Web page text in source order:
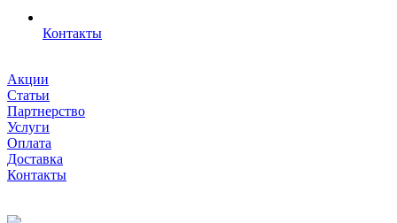
Контакты
Акции
Статьи
Партнерство
Услуги
Оплата
Доставка
Контакты